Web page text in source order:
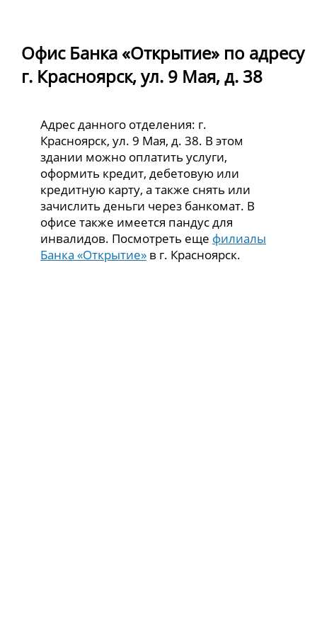
Офис Банка «Открытие» по адресу
г. Красноярск, ул. 9 Мая, д. 38
Адрес данного отделения: г.
Красноярск, ул. 9 Мая, д. 38. В этом
здании можно оплатить услуги,
оформить кредит, дебетовую или
кредитную карту, а также снять или
зачислить деньги через банкомат. В
офисе также имеется пандус для
инвалидов. Посмотреть еще филиалы
Банка «Открытие» в г. Красноярск.